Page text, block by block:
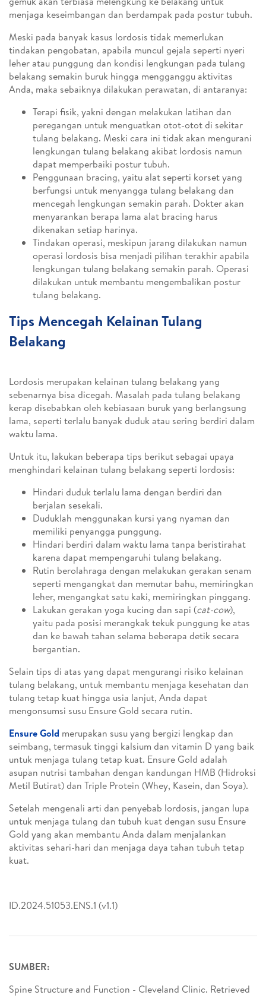
menjaga keseimbangan dan berdampak pada postur tubuh.
Meski pada banyak kasus lordosis tidak memerlukan
tindakan pengobatan, apabila muncul gejala seperti nyeri
leher atau punggung dan kondisi lengkungan pada tulang
belakang semakin buruk hingga mengganggu aktivitas
Anda, maka sebaiknya dilakukan perawatan, di antaranya:
Terapi fisik, yakni dengan melakukan latihan dan
peregangan untuk menguatkan otot-otot di sekitar
tulang belakang. Meski cara ini tidak akan mengurani
lengkungan tulang belakang akibat lordosis namun
dapat memperbaiki postur tubuh.
Penggunaan bracing, yaitu alat seperti korset yang
berfungsi untuk menyangga tulang belakang dan
mencegah lengkungan semakin parah. Dokter akan
menyarankan berapa lama alat bracing harus
dikenakan setiap harinya.
Tindakan operasi, meskipun jarang dilakukan namun
operasi lordosis bisa menjadi pilihan terakhir apabila
lengkungan tulang belakang semakin parah. Operasi
dilakukan untuk membantu mengembalikan postur
tulang belakang.
Tips Mencegah Kelainan Tulang
Belakang
Lordosis merupakan kelainan tulang belakang yang
sebenarnya bisa dicegah. Masalah pada tulang belakang
kerap disebabkan oleh kebiasaan buruk yang berlangsung
lama, seperti terlalu banyak duduk atau sering berdiri dalam
waktu lama.
Untuk itu, lakukan beberapa tips berikut sebagai upaya
menghindari kelainan tulang belakang seperti lordosis:
Hindari duduk terlalu lama dengan berdiri dan
berjalan sesekali.
Duduklah menggunakan kursi yang nyaman dan
memiliki penyangga punggung.
Hindari berdiri dalam waktu lama tanpa beristirahat
karena dapat mempengaruhi tulang belakang.
Rutin berolahraga dengan melakukan gerakan senam
seperti mengangkat dan memutar bahu, memiringkan
leher, mengangkat satu kaki, memiringkan pinggang.
Lakukan gerakan yoga kucing dan sapi (cat-cow),
yaitu pada posisi merangkak tekuk punggung ke atas
dan ke bawah tahan selama beberapa detik secara
bergantian.
Selain tips di atas yang dapat mengurangi risiko kelainan
tulang belakang, untuk membantu menjaga kesehatan dan
tulang tetap kuat hingga usia lanjut, Anda dapat
mengonsumsi susu Ensure Gold secara rutin.
Ensure Gold merupakan susu yang bergizi lengkap dan
seimbang, termasuk tinggi kalsium dan vitamin D yang baik
untuk menjaga tulang tetap kuat. Ensure Gold adalah
asupan nutrisi tambahan dengan kandungan HMB (Hidroksi
Metil Butirat) dan Triple Protein (Whey, Kasein, dan Soya).
Setelah mengenali arti dan penyebab lordosis, jangan lupa
untuk menjaga tulang dan tubuh kuat dengan susu Ensure
Gold yang akan membantu Anda dalam menjalankan
aktivitas sehari-hari dan menjaga daya tahan tubuh tetap
kuat.
ID.2024.51053.ENS.1 (v1.1)
SUMBER:
Spine Structure and Function - Cleveland Clinic. Retrieved